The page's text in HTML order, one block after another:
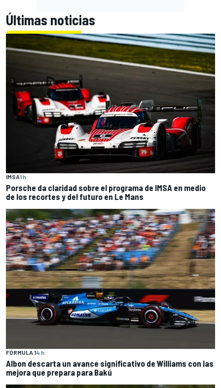
Últimas noticias
IMSA1 h
Porsche da claridad sobre el programa de IMSA en medio
de los recortes y del futuro en Le Mans
FÓRMULA 14 h
Albon descarta un avance significativo de Williams con las
mejora que prepara para Bakú